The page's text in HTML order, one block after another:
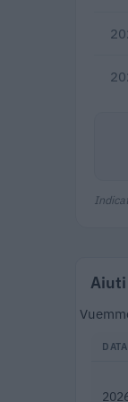
DATA